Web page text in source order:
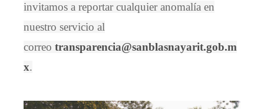
invitamos a reportar cualquier anomalía en
nuestro servicio al
correo transparencia@sanblasnayarit.gob.m
x.